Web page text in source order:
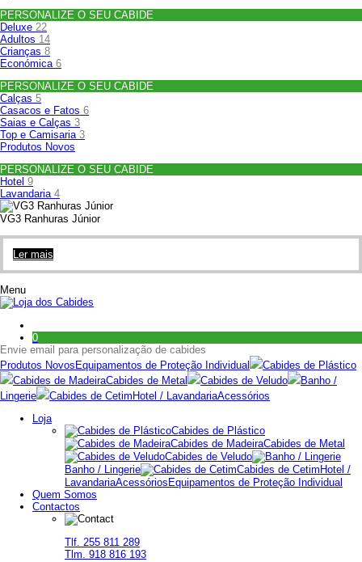
PERSONALIZE O SEU CABIDE
Deluxe 22
Adultos 14
Crianças 8
Económica 6
PERSONALIZE O SEU CABIDE
Calças 5
Casacos e Fatos 6
Saias e Calças 3
Top e Camisaria 3
Produtos Novos
PERSONALIZE O SEU CABIDE
Hotel 9
Lavandaria 4
VG3 Ranhuras Júnior
Ler mais
Menu
0
Envie email para personalização de cabides
Produtos Novos Equipamentos de Proteção Individual
Cabides de Plástico
Cabides de MadeiraCabides de Metal Cabides de Veludo
Banho /
Lingerie
Cabides de Cetim Hotel / LavandariaAcessórios
Loja
Cabides de Plástico
Cabides de MadeiraCabides de Metal
Cabides de Veludo
Banho / Lingerie
Cabides de Cetim Hotel /
LavandariaAcessórios Equipamentos de Proteção Individual
Quem Somos
Contactos
Tlf. 255 811 289
Tlm. 918 816 193